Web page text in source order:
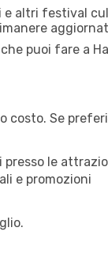
e altri festival
puoi fare a
costo. Se
presso le
e promozioni